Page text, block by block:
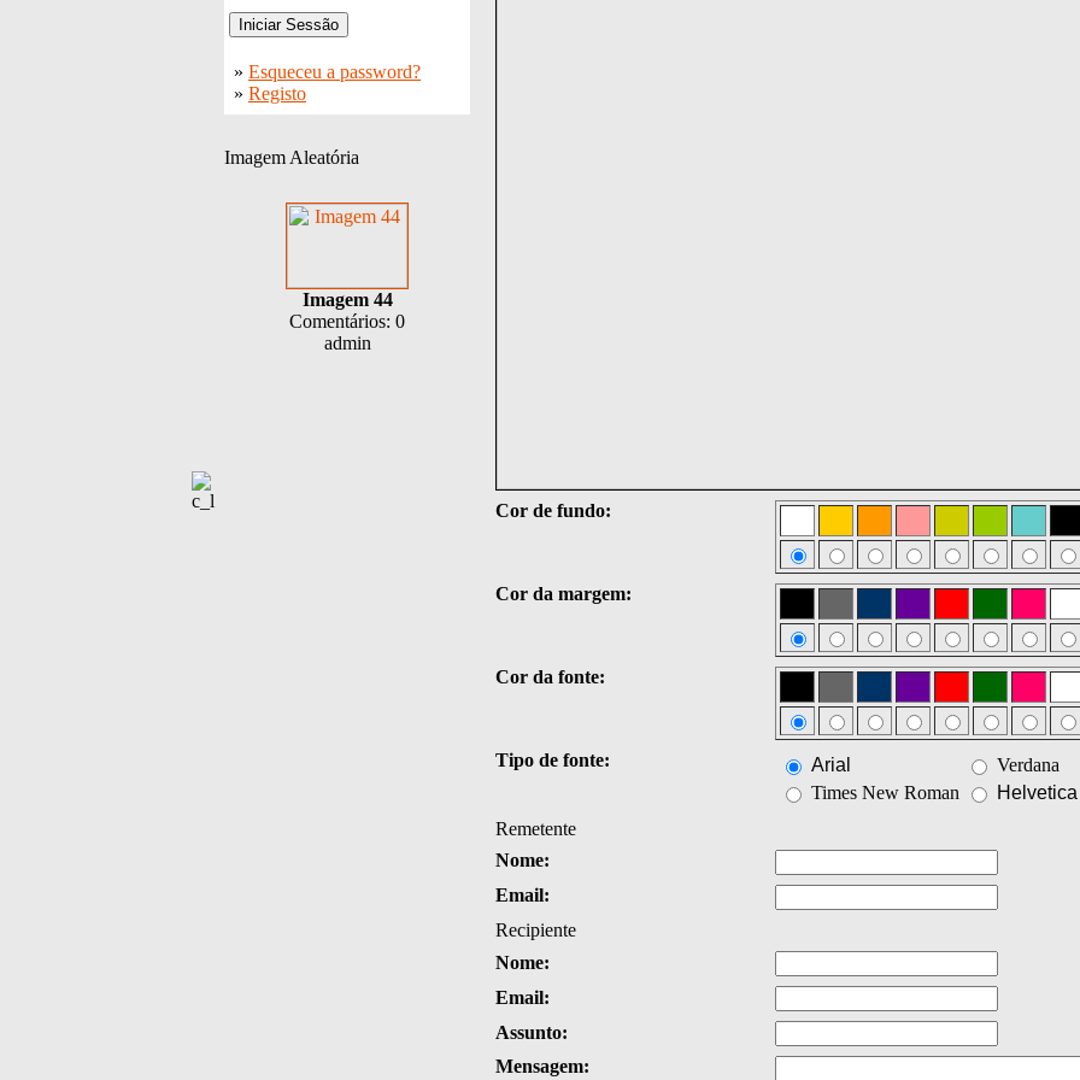
» Esqueceu a password?
» Registo
Imagem Aleatória
Imagem 44
Comentários: 0
admin
Cor de fundo:
Cor da margem:
Cor da fonte:
Tipo de fonte: Arial
Verdana
Times New Roman
Helvetica
Remetente
Nome:
Email:
Recipiente
Nome:
Email:
Assunto:
Mensagem: